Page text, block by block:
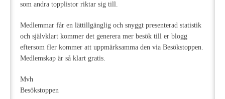
som andra topplistor riktar sig till.
Medlemmar får en lättillgänglig och snyggt presenterad statistik
och självklart kommer det generera mer besök till er blogg
eftersom fler kommer att uppmärksamma den via Besökstoppen.
Medlemskap är så klart gratis.
Mvh
Besökstoppen